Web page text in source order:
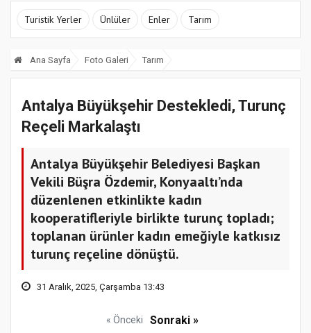
Turistik Yerler Ünlüler Enler Tarım
Ana Sayfa Foto Galeri Tarım
Antalya Büyükşehir Destekledi, Turunç
Reçeli Markalaştı
Antalya Büyükşehir Belediyesi Başkan
Vekili Büşra Özdemir, Konyaaltı’nda
düzenlenen etkinlikte kadın
kooperatifleriyle birlikte turunç topladı;
toplanan ürünler kadın emeğiyle katkısız
turunç reçeline dönüştü.
31 Aralık, 2025, Çarşamba 13:43
« Önceki Sonraki »